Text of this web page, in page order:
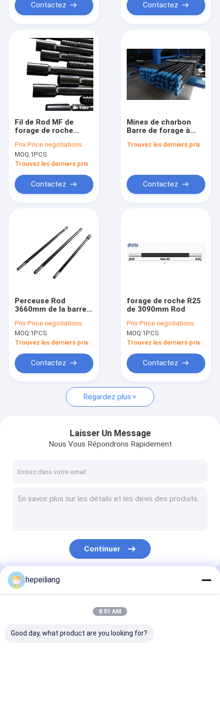
Vidéos
Le spectacle VR
Contrôle de la qualité
Nous contacter
Les affaires
Pièces de forage en roche
Accessoires de perceuse de roche
Douille d'accouplement filetée
Contactez Contactez
Fil de Rod MF de
forage de roche
Prix:Price negotiations
MOQ:1PCS
Trouvez les derniers prix
Contactez
Mines de charbon
Barre de forage à
profondeur de forage
Trouvez les derniers prix
Contactez
Perceuse Rod
3660mm de la barre
Prix:Price negotiations
MOQ:1PCS
Trouvez les derniers prix
Contactez
forage de roche R25
de 3090mm Rod
Prix:Price negotiations
MOQ:1PCS
Trouvez les derniers prix
Contactez
Regardez plus
Laisser Un Message
Nous Vous Répondrons Rapidement
Continuer
Nos Catégories
hepeiliang
8:51 AM
Good day, what product are you looking for?